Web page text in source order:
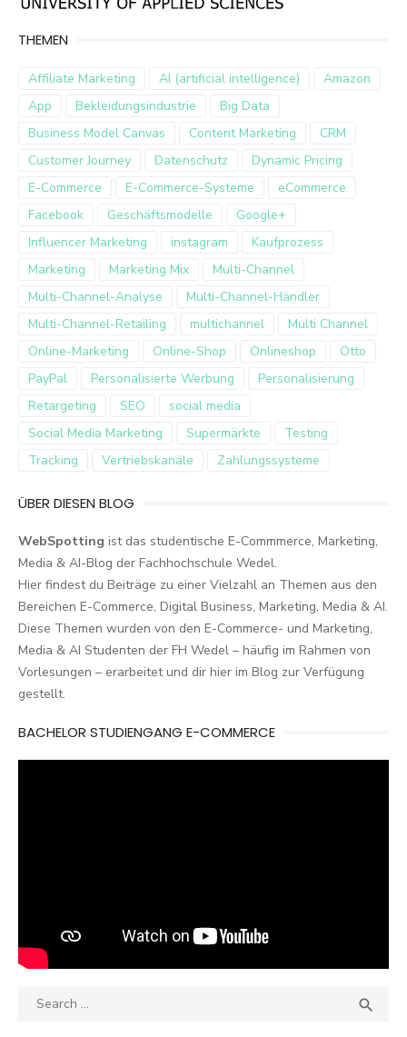
THEMEN
Affiliate Marketing AI (artificial intelligence)
Amazon
App
Bekleidungsindustrie
Big Data
Business Model Canvas
Content Marketing
CRM
Customer Journey
Datenschutz
Dynamic Pricing
E-Commerce
E-Commerce-Systeme
eCommerce
Facebook
Geschäftsmodelle
Google+
Influencer Marketing
instagram
Kaufprozess
Marketing
Marketing Mix
Multi-Channel
Multi-Channel-Analyse
Multi-Channel-Händler
Multi-Channel-Retailing
multichannel
Multi Channel
Online-Marketing
Online-Shop Onlineshop
Otto
PayPal
Personalisierte Werbung
Personalisierung
Retargeting
SEO
social media
Social Media Marketing
Supermärkte
Testing
Tracking
Vertriebskanäle Zahlungssysteme
ÜBER DIESEN BLOG
WebSpotting ist das studentische E-Commmerce, Marketing,
Media & AI-Blog der Fachhochschule Wedel.
Hier findest du Beiträge zu einer Vielzahl an Themen aus den
Bereichen E-Commerce, Digital Business, Marketing, Media & AI.
Diese Themen wurden von den E-Commerce- und Marketing,
Media & AI Studenten der FH Wedel – häufig im Rahmen von
Vorlesungen – erarbeitet und dir hier im Blog zur Verfügung
gestellt.
BACHELOR STUDIENGANG E-COMMERCE
Search
